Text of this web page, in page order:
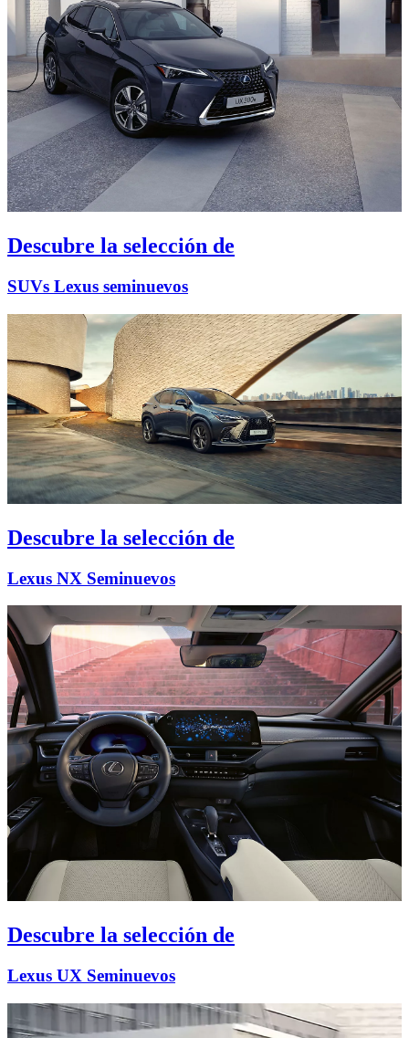
Descubre la selección de
SUVs Lexus seminuevos
Descubre la selección de
Lexus NX Seminuevos
Descubre la selección de
Lexus UX Seminuevos